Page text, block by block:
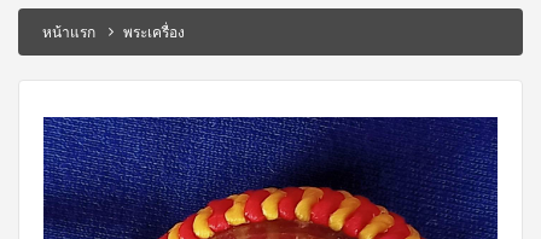
หน้าแรก พระเครื่อง